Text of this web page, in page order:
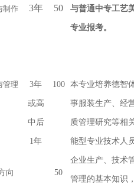
制作 3年 50 与普通中专工艺
专业报考。
管理 3年
或高
中后
1年
100 本专业培养德智
事服装生产、经
质管理研究等相
能型专业技术人
企业生产、技术
管理的基本知识
向 50